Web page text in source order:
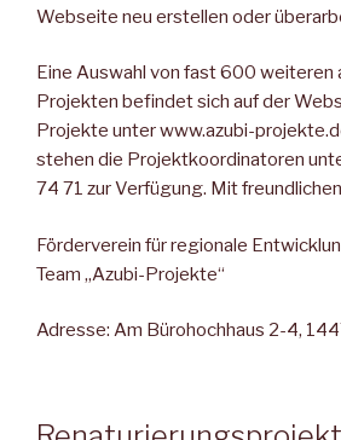
Webseite neu erstellen oder
Eine Auswahl von fast 600 weiteren
Projekten be­findet sich auf der
Projekte unter www.azubi-
stehen die Projektkoordinatoren
74 71 zur Verfügung. Mit
Förderverein für regionale
Team „Azubi-Projekte“
Adresse: Am Bürohochhaus 2-4,